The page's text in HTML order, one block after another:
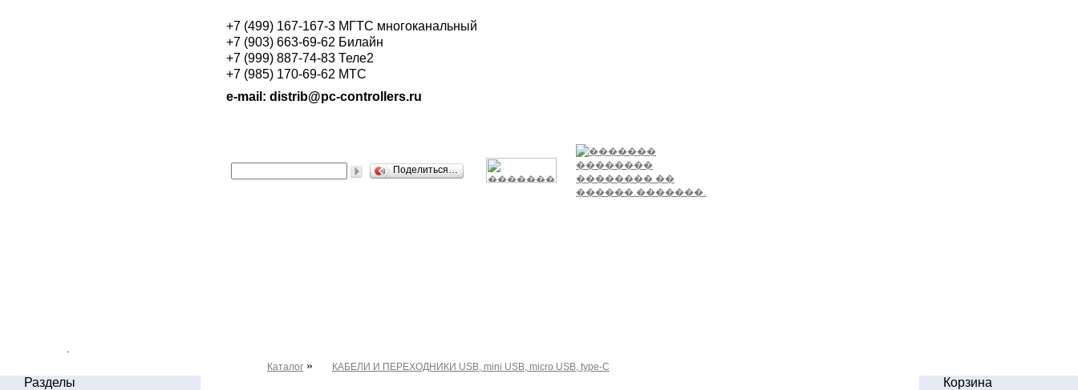
+7 (499) 167-167-3 МГТС многоканальный
+7 (903) 663-69-62 Билайн
+7 (999) 887-74-83 Теле2
+7 (985) 170-69-62 МТС
e-mail: distrib@pc-controllers.ru
Поделиться…
Каталог » КАБЕЛИ И ПЕРЕХОДНИКИ USB, mini USB, micro USB, type-C
Разделы
Корзина